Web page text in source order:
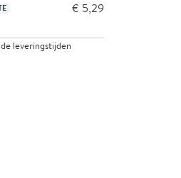
€ 5,29
leveringstijden